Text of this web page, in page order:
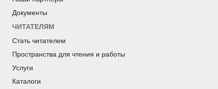
Документы
ЧИТАТЕЛЯМ
Стать читателем
Пространства для чтения и работы
Услуги
Каталоги